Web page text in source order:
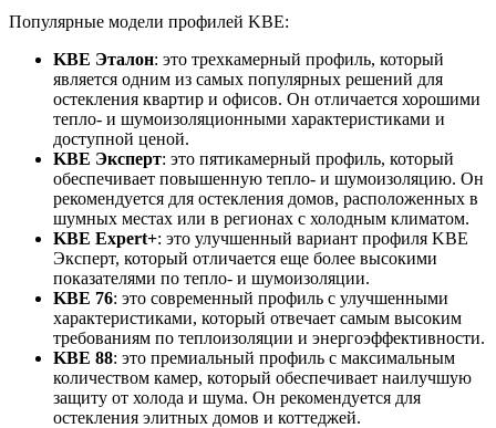
Популярные модели профилей KBE:
KBE Эталон: это трехкамерный профиль, который
является одним из самых популярных решений для
остекления квартир и офисов. Он отличается хорошими
тепло- и шумоизоляционными характеристиками и
доступной ценой.
KBE Эксперт: это пятикамерный профиль, который
обеспечивает повышенную тепло- и шумоизоляцию. Он
рекомендуется для остекления домов, расположенных в
шумных местах или в регионах с холодным климатом.
KBE Expert+: это улучшенный вариант профиля KBE
Эксперт, который отличается еще более высокими
показателями по тепло- и шумоизоляции.
KBE 76: это современный профиль с улучшенными
характеристиками, который отвечает самым высоким
требованиям по теплоизоляции и энергоэффективности.
KBE 88: это премиальный профиль с максимальным
количеством камер, который обеспечивает наилучшую
защиту от холода и шума. Он рекомендуется для
остекления элитных домов и коттеджей.